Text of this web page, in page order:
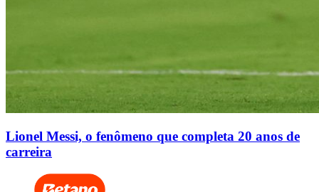
Lionel Messi, o fenômeno que completa 20 anos de
carreira